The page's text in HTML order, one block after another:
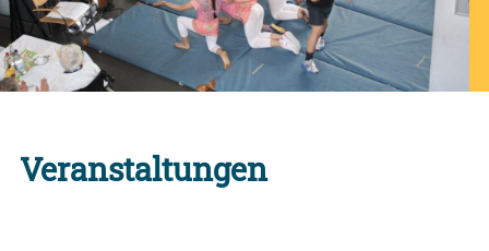
Veranstaltungen